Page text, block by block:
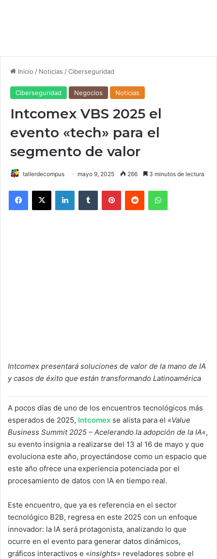
Inicio / Noticias /Ciberseguridad
Ciberseguridad Negocios Noticias
Intcomex VBS 2025 el
evento «tech» para el
segmento de valor
tallerdecompus mayo 9, 2025 266 3 minutos de lectura
Intcomex presentará soluciones de valor de la mano de IA
y casos de éxito que están transformando Latinoamérica
A pocos días de uno de los encuentros tecnológicos más
esperados de 2025, Intcomex se alista para el «Value
Business Summit 2025 – Acelerando la adopción de la IA«,
su evento insignia a realizarse del 13 al 16 de mayo y que
evoluciona este año, proyectándose como un espacio que
este año ofrece una experiencia potenciada por el
procesamiento de datos con IA en tiempo real.
Este encuentro, que ya es referencia en el sector
tecnológico B2B, regresa en este 2025 con un enfoque
innovador: la IA será protagonista, analizando lo que
ocurre en el evento para generar datos dinámicos,
gráficos interactivos e «insights» reveladores sobre el